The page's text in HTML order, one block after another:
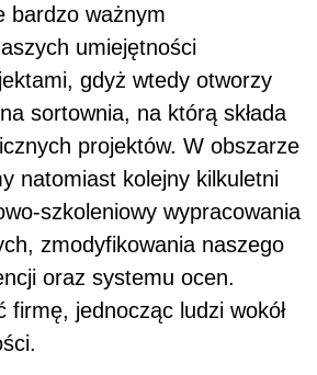
bardzo ważnym
umiejętności
gdyż wtedy otworzy
sortownia, na którą składa
projektów. W obszarze
natomiast kolejny kilkuletni
szkoleniowy wypracowania
zmodyfikowania naszego
oraz systemu ocen.
firmę, jednocząc ludzi wokół